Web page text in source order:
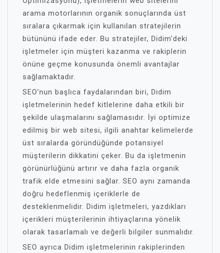
arama motorlarının organik sonuçlarında üst
sıralara çıkarmak için kullanılan stratejilerin
bütününü ifade eder. Bu stratejiler, Didim'deki
işletmeler için müşteri kazanma ve rakiplerin
önüne geçme konusunda önemli avantajlar
sağlamaktadır.
SEO'nun başlıca faydalarından biri, Didim
işletmelerinin hedef kitlelerine daha etkili bir
şekilde ulaşmalarını sağlamasıdır. İyi optimize
edilmiş bir web sitesi, ilgili anahtar kelimelerde
üst sıralarda göründüğünde potansiyel
müşterilerin dikkatini çeker. Bu da işletmenin
görünürlüğünü artırır ve daha fazla organik
trafik elde etmesini sağlar. SEO aynı zamanda
doğru hedeflenmiş içeriklerle de
desteklenmelidir. Didim işletmeleri, yazdıkları
içerikleri müşterilerinin ihtiyaçlarına yönelik
olarak tasarlamalı ve değerli bilgiler sunmalıdır.
SEO ayrıca Didim işletmelerinin rakiplerinden